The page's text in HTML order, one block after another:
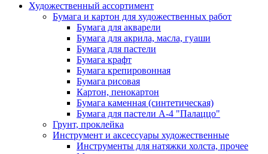
Художественный ассортимент
Бумага и картон для художественных работ
Бумага для акварели
Бумага для акрила, масла, гуаши
Бумага для пастели
Бумага крафт
Бумага крепировонная
Бумага рисовая
Картон, пенокартон
Бумага каменная (синтетическая)
Бумага для пастели А-4 "Палаццо"
Грунт, проклейка
Инструмент и аксессуары художественные
Инструменты для натяжки холста, прочее